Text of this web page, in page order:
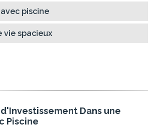
piscine
vie spacieux
Dans une
Piscine